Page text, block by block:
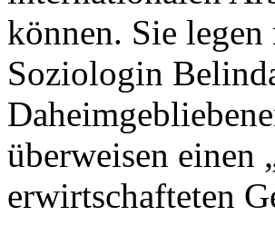
können. Sie
Soziologin
überweisen einen
erwirtschafteten